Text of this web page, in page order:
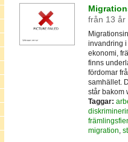
från 13 år
invandring i
ekonomi,
finns
fördomar
samhället.
står bakom
Taggar:
migration